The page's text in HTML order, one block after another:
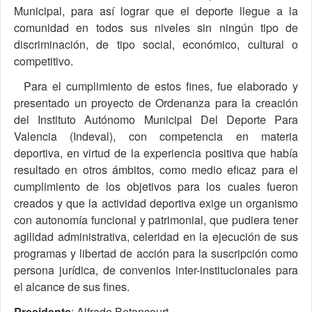
Municipal, para así lograr que el deporte llegue a la
comunidad en todos sus niveles sin ningún tipo de
discriminación, de tipo social, económico, cultural o
competitivo.
Para el cumplimiento de estos fines, fue elaborado y
presentado un proyecto de Ordenanza para la creación
del Instituto Autónomo Municipal Del Deporte Para
Valencia (Indeval), con competencia en materia
deportiva, en virtud de la experiencia positiva que había
resultado en otros ámbitos, como medio eficaz para el
cumplimiento de los objetivos para los cuales fueron
creados y que la actividad deportiva exige un organismo
con autonomía funcional y patrimonial, que pudiera tener
agilidad administrativa, celeridad en la ejecución de sus
programas y libertad de acción para la suscripción como
persona jurídica, de convenios inter-institucionales para
el alcance de sus fines.